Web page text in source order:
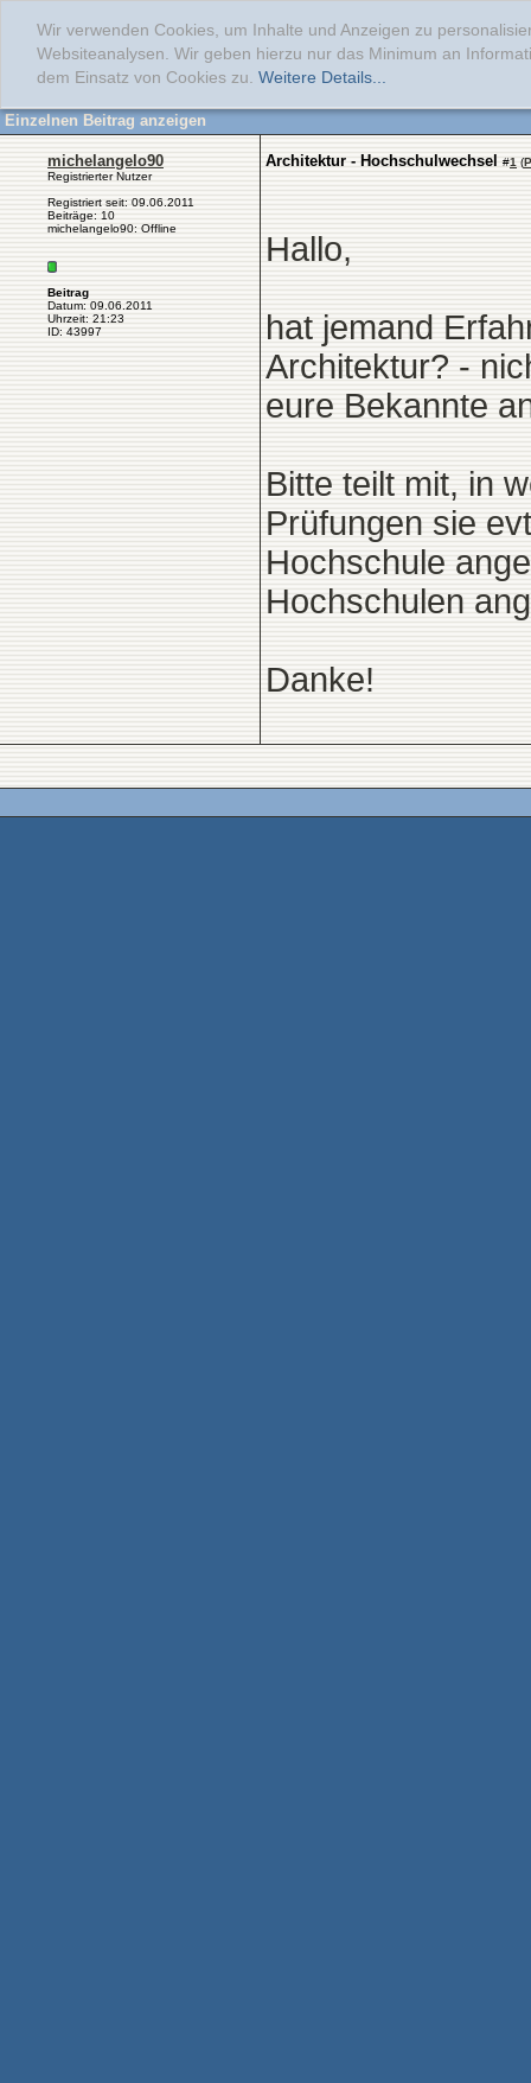
Wir verwenden Cookies, um Inhalte und Anzeigen zu
Websiteanalysen. Wir geben hierzu nur das Minimum an
dem Einsatz von Cookies zu. Weitere Details...
Einzelnen Beitrag anzeigen
michelangelo90
Registrierter Nutzer
Registriert seit: 09.06.2011
Beiträge: 10
michelangelo90: Offline
Beitrag
Datum: 09.06.2011
Uhrzeit: 21:23
ID: 43997
Architektur - Hochschulwechsel #1 (
Hallo,
hat jemand
Architektur? -
eure Bekannte
Bitte teilt mit, in
Prüfungen sie
Hochschule
Hochschulen
Danke!